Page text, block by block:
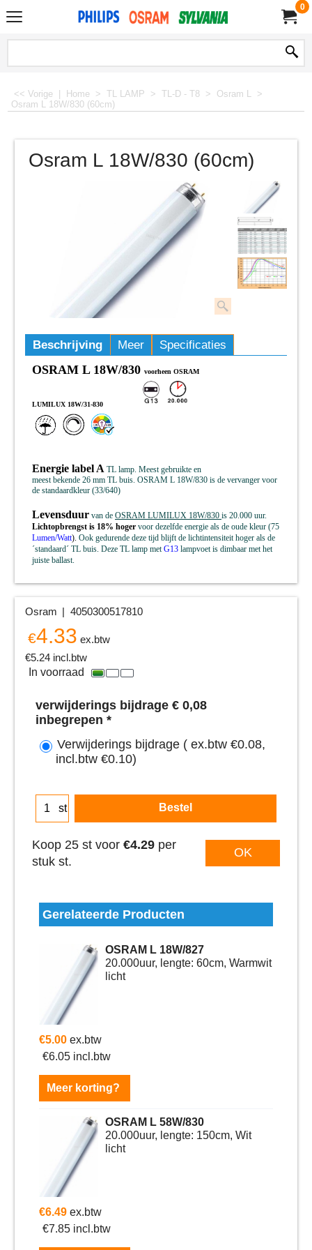
0
<< Vorige Home > TL LAMP > TL-D - T8 > Osram L >
Osram L 18W/830 (60cm)
Osram L 18W/830 (60cm)
Beschrijving Meer Specificaties
OSRAM L 18W/830 voorheen OSRAM
LUMILUX 18W/31-830
Energie label A TL lamp. Meest gebruikte en
meest bekende 26 mm TL buis. OSRAM L 18W/830 is de vervanger voor
de standaardkleur (33/640)
Levensduur van de OSRAM LUMILUX 18W/830 is 20.000 uur.
Lichtopbrengst is 18% hoger voor dezelfde energie als de oude kleur (75
Lumen/Watt). Ook gedurende deze tijd blijft de lichtintensiteit hoger als de
´standaard´ TL buis. Deze TL lamp metG13 lampvoet is dimbaar met het
juiste ballast.
Osram 4050300517810
€4.33 ex.btw
€5.24 incl.btw
In voorraad
verwijderings bijdrage € 0,08
inbegrepen *
Verwijderings bijdrage ( ex.btw €0.08,
incl.btw €0.10)
st Bestel
Koop 25 st voor €4.29 per
stuk st.
OK
Gerelateerde Producten
OSRAM L 18W/827
20.000uur, lengte: 60cm, Warmwit
licht
€5.00 ex.btw
€6.05 incl.btw
Meer korting?
OSRAM L 58W/830
20.000uur, lengte: 150cm, Wit
licht
€6.49 ex.btw
€7.85 incl.btw